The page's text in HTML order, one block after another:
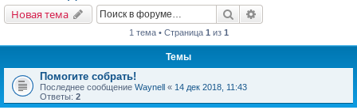
Новая тема Поиск
1 тема • Страница 1 из 1
Темы
Помогите собрать!
Последнее сообщение Waynell « 14 дек 2018, 11:43
Ответы: 2